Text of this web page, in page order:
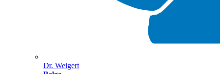
Dr. Weigert